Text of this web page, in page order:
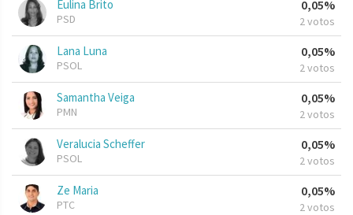
Eulina Brito
PSD
0,05%
2 votos
Lana Luna
PSOL
0,05%
2 votos
Samantha Veiga
PMN
0,05%
2 votos
Veralucia Scheffer
PSOL
0,05%
2 votos
Ze Maria
PTC
0,05%
2 votos